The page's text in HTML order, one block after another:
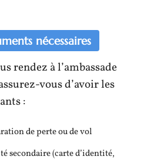
nécessaires
rendez à l’ambassade
vous d’avoir les
:
de perte ou de vol
secondaire (carte d’identité,